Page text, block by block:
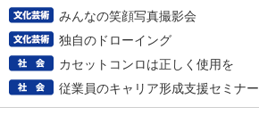
みんなの笑顔写真撮影会
独自のドローイング
カセットコンロは正しく使用を
従業員のキャリア形成支援セミナー